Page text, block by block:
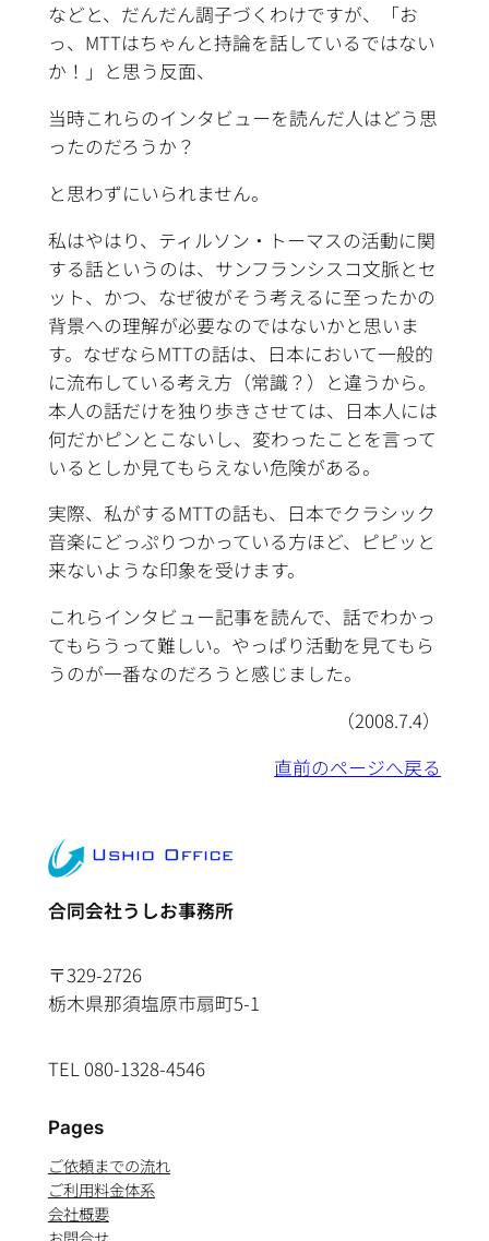
などと、だんだん調子づくわけですが、「お
っ、MTTはちゃんと持論を話しているではない
か！」と思う反面、
当時これらのインタビューを読んだ人はどう思
ったのだろうか？
と思わずにいられません。
私はやはり、ティルソン・トーマスの活動に関
する話というのは、サンフランシスコ文脈とセ
ット、かつ、なぜ彼がそう考えるに至ったかの
背景への理解が必要なのではないかと思いま
す。なぜならMTTの話は、日本において一般的
に流布している考え方（常識？）と違うから。
本人の話だけを独り歩きさせては、日本人には
何だかピンとこないし、変わったことを言って
いるとしか見てもらえない危険がある。
実際、私がするMTTの話も、日本でクラシック
音楽にどっぷりつかっている方ほど、ピピッと
来ないような印象を受けます。
これらインタビュー記事を読んで、話でわかっ
てもらうって難しい。やっぱり活動を見てもら
うのが一番なのだろうと感じました。
（2008.7.4）
直前のページへ戻る
合同会社うしお事務所
〒329-2726
栃木県那須塩原市扇町5-1
TEL 080-1328-4546
Pages
ご依頼までの流れ
ご利用料金体系
会社概要